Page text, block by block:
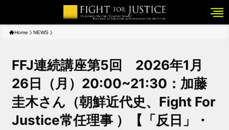
Home NEWS
FFJ連続講座第5回 2026年1月
26日（月）20:00~21:30：加藤
圭木さん（朝鮮近代史、Fight For
Justice常任理事 ）【「反日」・